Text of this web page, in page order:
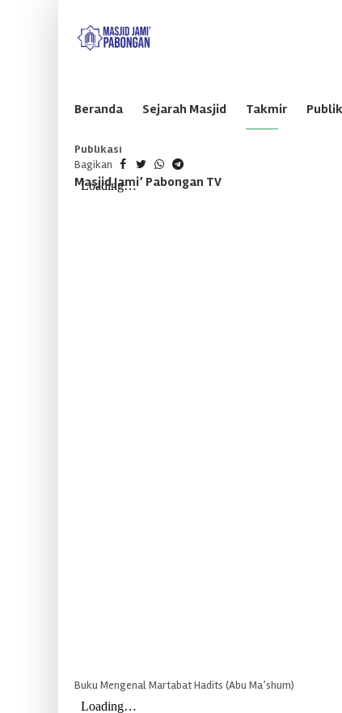
Beranda Sejarah Masjid Takmir
Masjid Jami’ Pabongan TV
Publikasi
Bagikan
Buku Mengenal Martabat Hadits (Abu Ma’shum)